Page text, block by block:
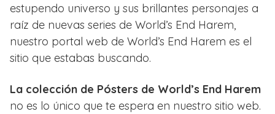
estupendo universo y sus brillantes personajes a
raíz de nuevas series de World’s End Harem,
nuestro portal web de World’s End Harem es el
sitio que estabas buscando.
La colección de Pósters de World’s End Harem
no es lo único que te espera en nuestro sitio web.